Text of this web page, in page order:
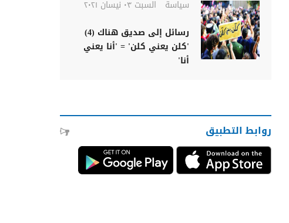
سياسة
السبت ٠٣ نيسان ٢٠٢١
رسائل إلى صديق هناك (4)
'كلن يعني كلن' = 'أنا يعني
أنا'
روابط التطبيق